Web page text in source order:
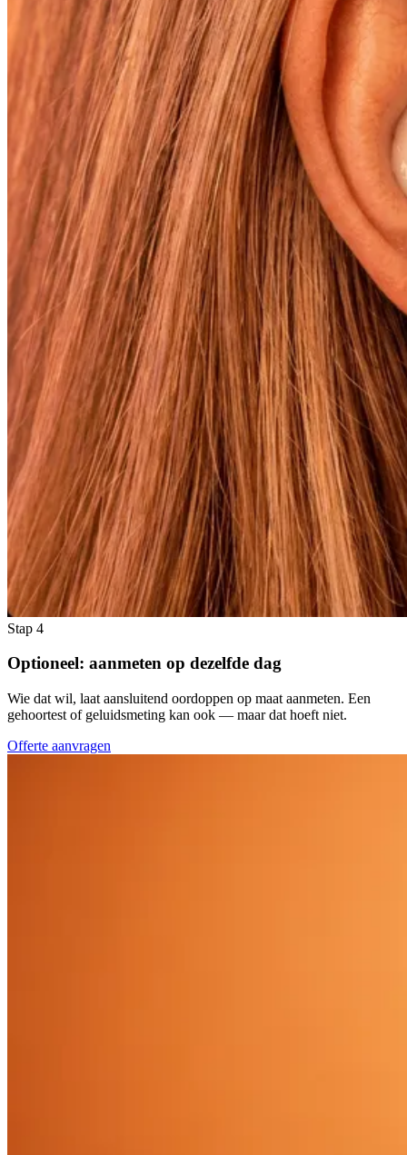
Stap 4
Optioneel: aanmeten op dezelfde dag
Wie dat wil, laat aansluitend oordoppen op maat aanmeten. Een
gehoortest of geluidsmeting kan ook — maar dat hoeft niet.
Offerte aanvragen